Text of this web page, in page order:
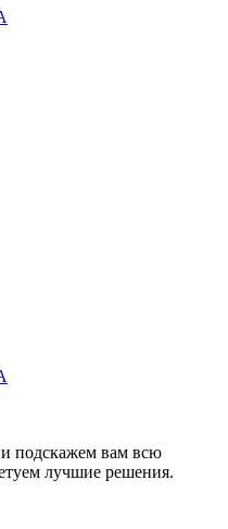
подскажем вам всю
лучшие решения.